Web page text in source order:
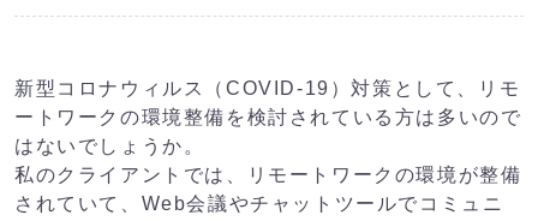
新型コロナウィルス（COVID-19）対策として、リモ
ートワークの環境整備を検討されている方は多いので
はないでしょうか。
私のクライアントでは、リモートワークの環境が整備
されていて、Web会議やチャットツールでコミュニ